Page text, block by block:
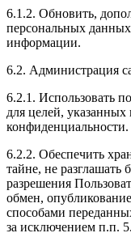
6.1.2. Обновить,
персональных
информации.
6.2. Администрация
6.2.1. Использовать
для целей,
конфиденциальности.
6.2.2. Обеспечить
тайне, не разглашать
разрешения
обмен,
способами
за исключением п.п.